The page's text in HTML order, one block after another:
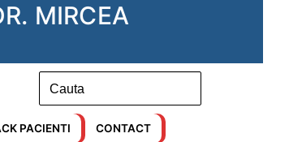
MIRCEA
PACIENTI CONTACT